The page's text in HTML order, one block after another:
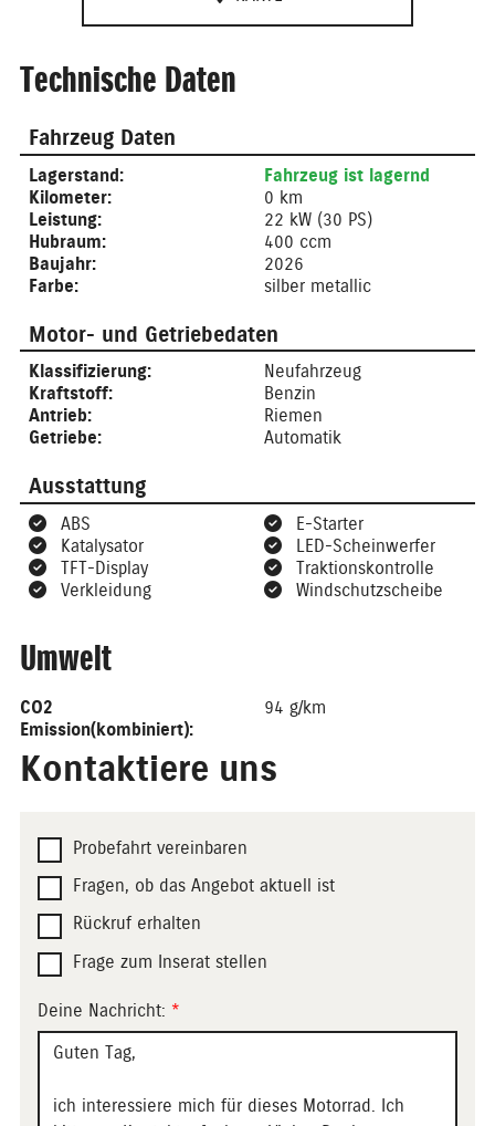
Technische Daten
Fahrzeug Daten
Lagerstand:
Fahrzeug ist lagernd
Kilometer:
0 km
Leistung:
22 kW (30 PS)
Hubraum:
400 ccm
Baujahr:
2026
Farbe:
silber metallic
Motor- und Getriebedaten
Klassifizierung:
Neufahrzeug
Kraftstoff:
Benzin
Antrieb:
Riemen
Getriebe:
Automatik
Ausstattung
ABS
E-Starter
Katalysator
LED-Scheinwerfer
TFT-Display
Traktionskontrolle
Verkleidung
Windschutzscheibe
Umwelt
CO2
Emission(kombiniert):
94 g/km
Kontaktiere uns
Probefahrt vereinbaren
Fragen, ob das Angebot aktuell ist
Rückruf erhalten
Frage zum Inserat stellen
Deine Nachricht: *